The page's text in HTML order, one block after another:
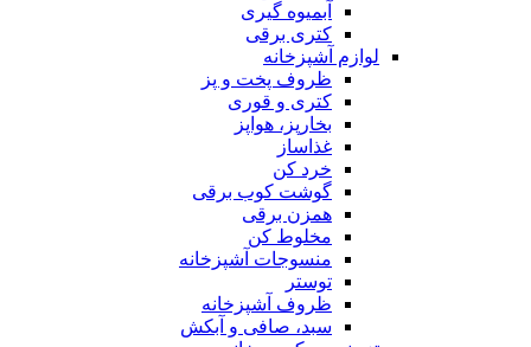
آبمیوه گیری
کتری برقی
لوازم آشپزخانه
ظروف پخت و پز
کتری و قوری
بخارپز، هواپز
غذاساز
خرد کن
گوشت کوب برقی
همزن برقی
مخلوط کن
منسوجات آشپزخانه
توستر
ظروف آشپزخانه
سبد، صافی و آبکش